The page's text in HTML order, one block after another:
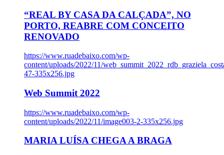
“REAL BY CASA DA CALÇADA”, NO
PORTO, REABRE COM CONCEITO
RENOVADO
https://www.ruadebaixo.com/wp-
content/uploads/2022/11/
47-335x256.jpg
Web Summit 2022
https://www.ruadebaixo.com/wp-
content/uploads/2022/11/image003-2-335x256.jpg
MARIA LUÍSA CHEGA A BRAGA